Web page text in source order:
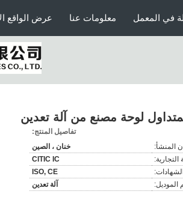
عرض الواقع معلومات عنا في المعمل
لوحة مصنع من آلة تعدين
تفاصيل المنتج:
المنشأ:
خنان ، الصين
التجارية:
CITIC IC
ISO, CE
الموديل:
آلة تعدين